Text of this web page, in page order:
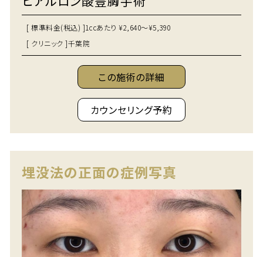
[ 標準料金(税込) ]1ccあたり ¥2,640～¥5,390
[ クリニック ]千葉院
この施術の詳細
カウンセリング予約
埋没法の正面の症例写真